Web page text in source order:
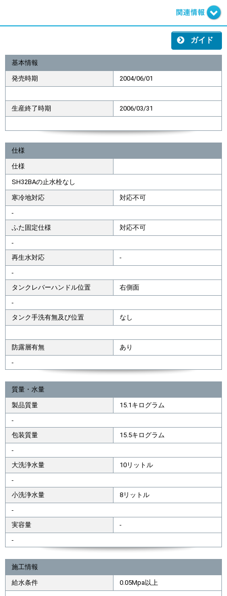
ガイド
基本情報
発売時期 2004/06/01
生産終了時期 2006/03/31
仕様
仕様
SH32BAの止水栓なし
寒冷地対応
対応不可
-
ふた固定仕様
対応不可
-
再生水対応
-
-
タンクレバーハンドル位置
右側面
-
タンク手洗有無及び位置
なし
防露層有無
あり
-
質量・水量
製品質量
15.1キログラム
-
包装質量
15.5キログラム
-
大洗浄水量
10リットル
-
小洗浄水量
8リットル
-
実容量
-
-
施工情報
給水条件
0.05Mpa以上